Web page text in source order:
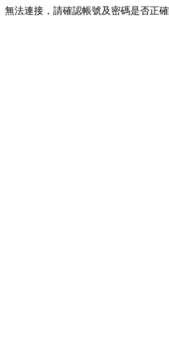
無法連接，請確認帳號及密碼是否正確